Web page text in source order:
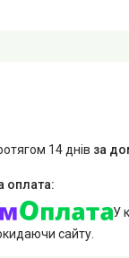
14 днів за
У
сайту.